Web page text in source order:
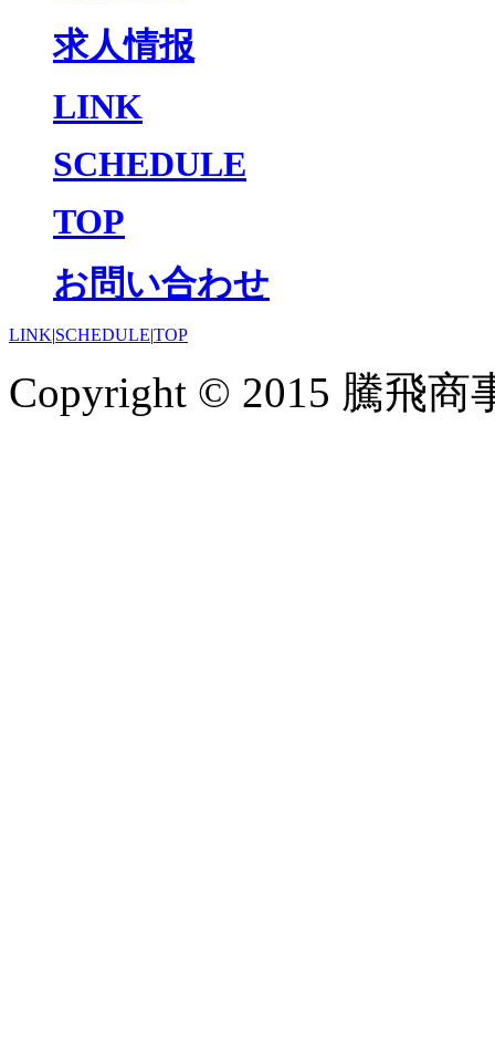
求人情报
LINK
SCHEDULE
TOP
お問い合わせ
LINK|SCHEDULE|TOP
Copyright © 2015 騰飛商